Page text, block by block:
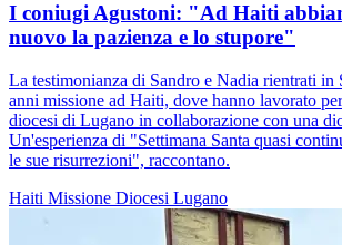
I coniugi Agustoni: "Ad Haiti
nuovo la pazienza e lo stupore"
La testimonianza di Sandro e Nadia rientrati in
anni missione ad Haiti, dove hanno lavorato
diocesi di Lugano in collaborazione con una
Un'esperienza di "Settimana Santa quasi
le sue risurrezioni", raccontano.
Haiti Missione Diocesi Lugano